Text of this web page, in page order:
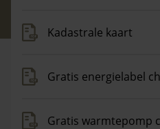
Kadastrale kaart
Gratis energielabel
Gratis warmtepomp